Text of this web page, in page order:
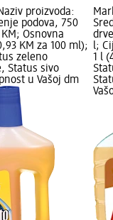
proizvoda:
podova, 750
Osnovna
KM za 100 ml);
zeleno
Status sivo
u Vašoj dm
l;
1 l